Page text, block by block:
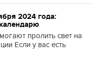
2024 года:
пролить свет на
Если у вас есть